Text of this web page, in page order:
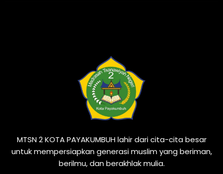
MTSN 2 KOTA PAYAKUMBUH lahir dari cita-cita besar
untuk mempersiapkan generasi muslim yang beriman,
berilmu, dan berakhlak mulia.